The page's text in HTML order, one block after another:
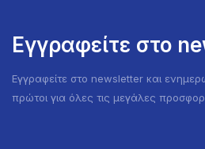
Εγγραφείτε στο
Εγγραφείτε στο newsletter και
πρώτοι για όλες τις μεγάλες